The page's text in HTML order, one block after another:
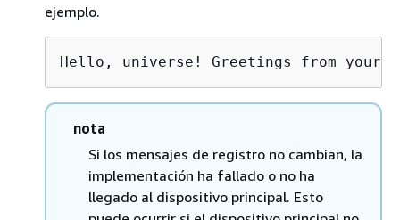
ejemplo.
Hello, universe! Greetings from your
nota
Si los mensajes de registro no cambian, la
implementación ha fallado o no ha
llegado al dispositivo principal. Esto